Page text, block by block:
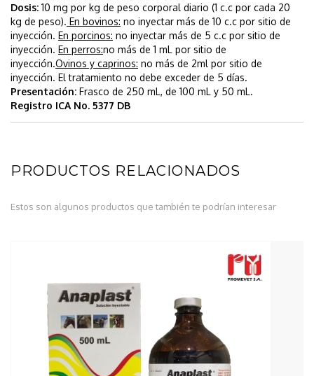
Dosis: 10 mg por kg de peso corporal diario (1 c.c por cada 20
kg de peso). En bovinos: no inyectar más de 10 c.c por sitio de
inyección. En porcinos: no inyectar más de 5 c.c por sitio de
inyección. En perros:no más de 1 mL por sitio de
inyección.Ovinos y caprinos: no más de 2ml por sitio de
inyección. El tratamiento no debe exceder de 5 días.
Presentación: Frasco de 250 mL, de 100 mL y 50 mL.
Registro ICA No. 5377 DB
PRODUCTOS RELACIONADOS
Estos son algunos productos que también te podrían interesar